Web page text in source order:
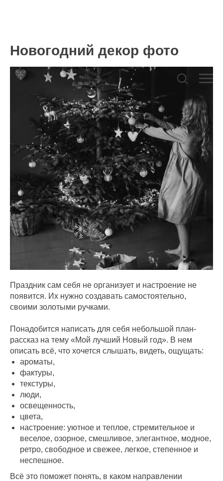
Новогодний декор фото
Праздник сам себя не организует и настроение не
появится. Их нужно создавать самостоятельно,
своими золотыми ручками.
Понадобится написать для себя небольшой план-
рассказ на тему «Мой лучший Новый год». В нем
описать всё, что хочется слышать, видеть, ощущать:
ароматы,
фактуры,
текстуры,
люди,
освещенность,
цвета,
настроение: уютное и теплое, стремительное и
веселое, озорное, смешливое, элегантное, модное,
ретро, свободное и свежее, легкое, степенное и
неспешное.
Всё это поможет понять, в каком направлении